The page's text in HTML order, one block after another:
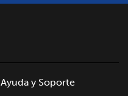
Ayuda y Soporte